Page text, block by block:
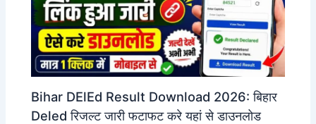
Bihar DElEd Result Download 2026: बिहार
Deled रिजल्ट जारी फटाफट करे यहां से डाउनलोड